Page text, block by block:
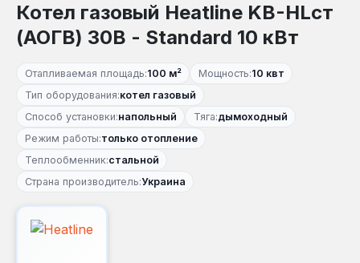
Котел газовый Heatline KB-HLст
(АОГВ) 30В - Standard 10 кВт
Отапливаемая площадь:100 м² Мощность:10 квт
Тип оборудования:котел газовый
Способ установки:напольный Тяга:дымоходный
Режим работы:только отопление
Теплообменник:стальной
Страна производитель:Украина